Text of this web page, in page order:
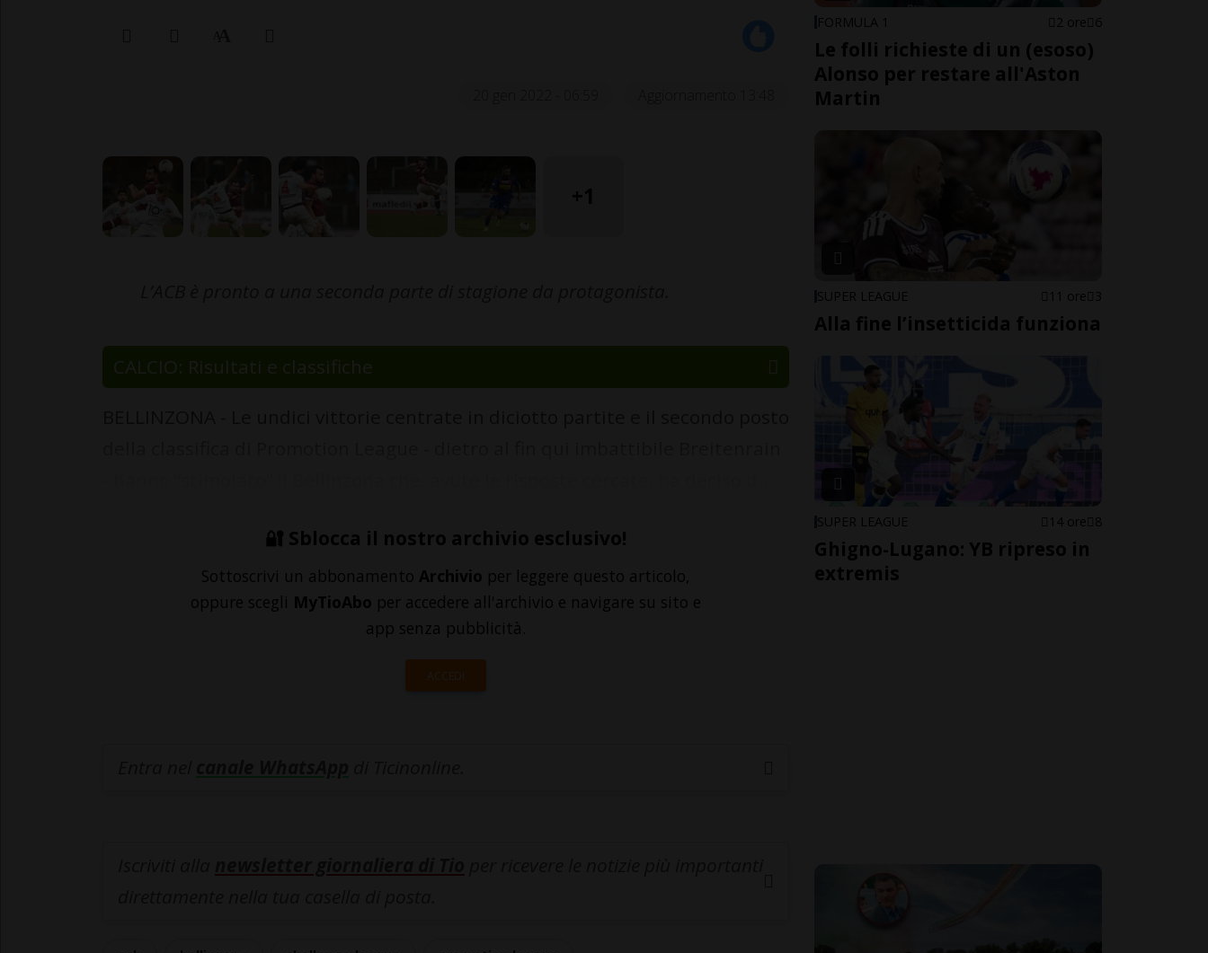
CALCIO: Risultati e classifiche
🔐 Sblocca il nostro archivio esclusivo!
Sottoscrivi un abbonamento Archivio per leggere questo articolo,
oppure scegli MyTioAbo per accedere all'archivio e navigare su sito e
app senza pubblicità.
ACCEDI
FORMULA 1 2 ore 6
Le folli richieste di un (esoso)
Alonso per restare all'Aston
Martin
SUPER LEAGUE 11 ore 3
Alla fine l’insetticida funziona
SUPER LEAGUE 14 ore 8
Ghigno-Lugano: YB ripreso in
extremis